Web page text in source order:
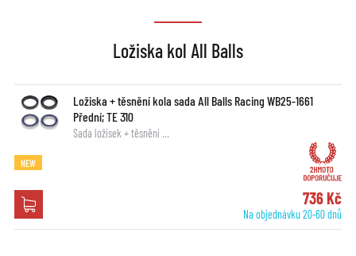
Ložiska kol All Balls
Ložiska + těsnění kola sada All Balls Racing WB25-1661
Přední; TE 310
Sada ložisek + těsnění …
NEW
736 Kč
Na objednávku 20-60 dnů